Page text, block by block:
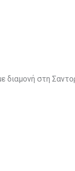
διαμονή στη